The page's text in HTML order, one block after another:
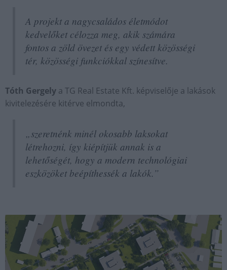
A projekt a nagycsaládos életmódot
kedvelőket célozza meg, akik számára
fontos a zöld övezet és egy védett közösségi
tér, közösségi funkciókkal színesítve.
Tóth Gergely a TG Real Estate Kft. képviselője a lakások
kivitelezésére kitérve elmondta,
„szeretnénk minél okosabb laksokat
létrehozni, így kiépítjük annak is a
lehetőségét, hogy a modern technológiai
eszközöket beépíthessék a lakók.”